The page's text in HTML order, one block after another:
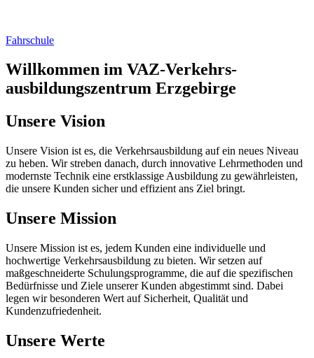
Fahrschule
Willkommen im VAZ-Verkehrs­
ausbildungs­zentrum Erzgebirge
Unsere Vision
Unsere Vision ist es, die Verkehrsausbildung auf ein neues Niveau
zu heben. Wir streben danach, durch innovative Lehrmethoden und
modernste Technik eine erstklassige Ausbildung zu gewährleisten,
die unsere Kunden sicher und effizient ans Ziel bringt.
Unsere Mission
Unsere Mission ist es, jedem Kunden eine individuelle und
hochwertige Verkehrsausbildung zu bieten. Wir setzen auf
maßgeschneiderte Schulungsprogramme, die auf die spezifischen
Bedürfnisse und Ziele unserer Kunden abgestimmt sind. Dabei
legen wir besonderen Wert auf Sicherheit, Qualität und
Kundenzufriedenheit.
Unsere Werte